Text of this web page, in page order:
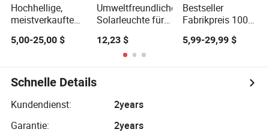
Hochhellige,
meistverkaufte
Wandgarten-
wasserdicht IP65
Bewegungsmelder,
Energiesparlampe,
Straßenleuchte,
5,00-25,00 $
Umweltfreundliche
Solarleuchte für
Außenstraßenbeleuchtung
12,23 $
Bestseller
Fabrikpreis 100W
400W 800W
Focos Wand
5,99-29,99 $
Schnelle Details
Kundendienst:
2years
Garantie:
2years